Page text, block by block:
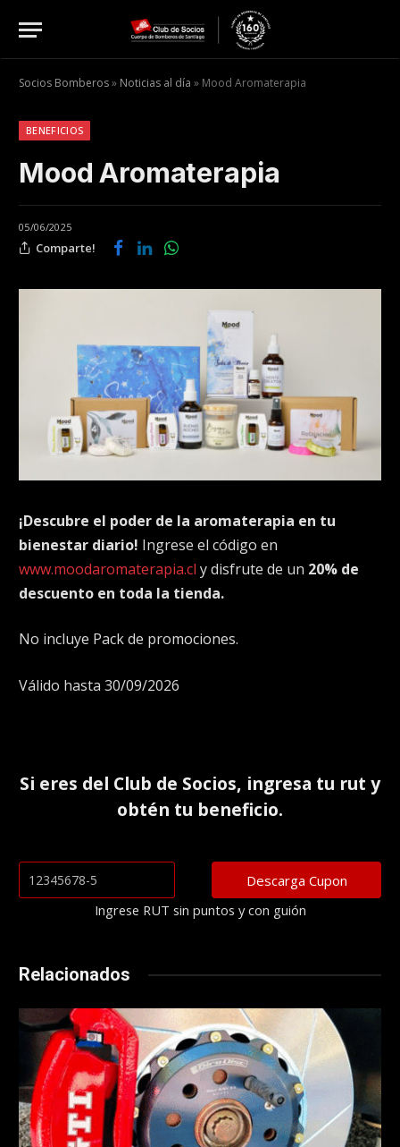
Socios Bomberos» Noticias al día » Mood Aromaterapia
BENEFICIOS
Mood Aromaterapia
05/06/2025
Comparte!
¡Descubre el poder de la aromaterapia en tu
bienestar diario! Ingrese el código en
www.moodaromaterapia.cl y disfrute de un 20% de
descuento en toda la tienda.
No incluye Pack de promociones.
Válido hasta 30/09/2026
Si eres del Club de Socios, ingresa tu rut y
obtén tu beneficio.
Ingrese RUT sin puntos y con guión
Relacionados